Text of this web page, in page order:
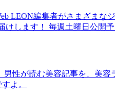
LEON編集者がさまざまな
します！ 毎週土曜日公開予
性が読む美容記事を、美
よ。